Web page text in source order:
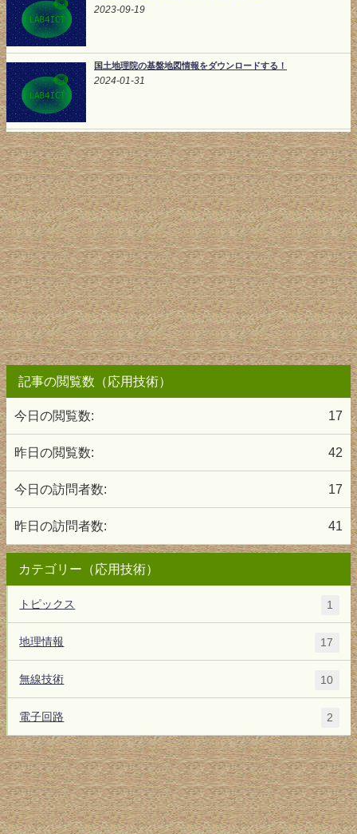
2023-09-19
国土地理院の基盤地図情報をダウンロードする！
2024-01-31
記事の閲覧数（応用技術）
17
今日の閲覧数:
42
昨日の閲覧数:
17
今日の訪問者数:
41
昨日の訪問者数:
カテゴリー（応用技術）
トピックス 1
地理情報 17
無線技術 10
電子回路 2